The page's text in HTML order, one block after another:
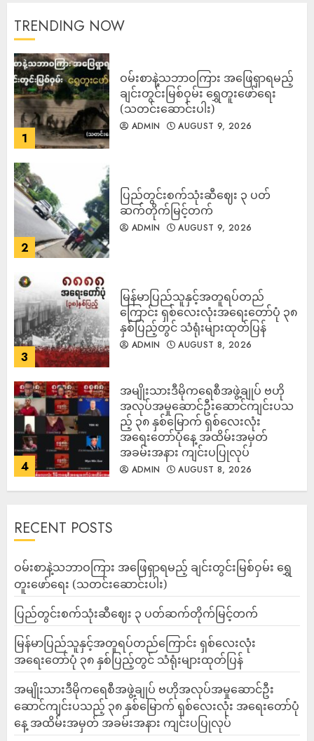
TRENDING NOW
1
ဝမ်းစာနဲ့သဘာဝကြား အဖြေရှာရမည့်
ချင်းတွင်းမြစ်ဝှမ်း ရွှေတူးဖော်ရေး
(သတင်းဆောင်းပါး)
ADMIN AUGUST 9, 2026
2
ပြည်တွင်းစက်သုံးဆီဈေး ၃ ပတ်
ဆက်တိုက်မြင့်တက်
ADMIN AUGUST 9, 2026
3
မြန်မာပြည်သူနှင့်အတူရပ်တည်
ကြောင်း ရှစ်လေးလုံးအရေးတော်ပုံ ၃၈
နှစ်ပြည့်တွင် သံရုံးများထုတ်ပြန်
ADMIN AUGUST 8, 2026
4
အမျိုးသားဒီမိုကရေစီအဖွဲ့ချုပ် ဗဟို
အလုပ်အမှုဆောင်ဦးဆောင်ကျင်းပသ
ည့် ၃၈ နှစ်မြောက် ရှစ်လေးလုံး
အရေးတော်ပုံနေ့ အထိမ်းအမှတ်
အခမ်းအနား ကျင်းပပြုလုပ်
ADMIN AUGUST 8, 2026
RECENT POSTS
ဝမ်းစာနဲ့သဘာဝကြား အဖြေရှာရမည့် ချင်းတွင်းမြစ်ဝှမ်း ရွှေ
တူးဖော်ရေး (သတင်းဆောင်းပါး)
ပြည်တွင်းစက်သုံးဆီဈေး ၃ ပတ်ဆက်တိုက်မြင့်တက်
မြန်မာပြည်သူနှင့်အတူရပ်တည်ကြောင်း ရှစ်လေးလုံး
အရေးတော်ပုံ ၃၈ နှစ်ပြည့်တွင် သံရုံးများထုတ်ပြန်
အမျိုးသားဒီမိုကရေစီအဖွဲ့ချုပ် ဗဟိုအလုပ်အမှုဆောင်ဦး
ဆောင်ကျင်းပသည့် ၃၈ နှစ်မြောက် ရှစ်လေးလုံး အရေးတော်ပုံ
နေ့ အထိမ်းအမှတ် အခမ်းအနား ကျင်းပပြုလုပ်